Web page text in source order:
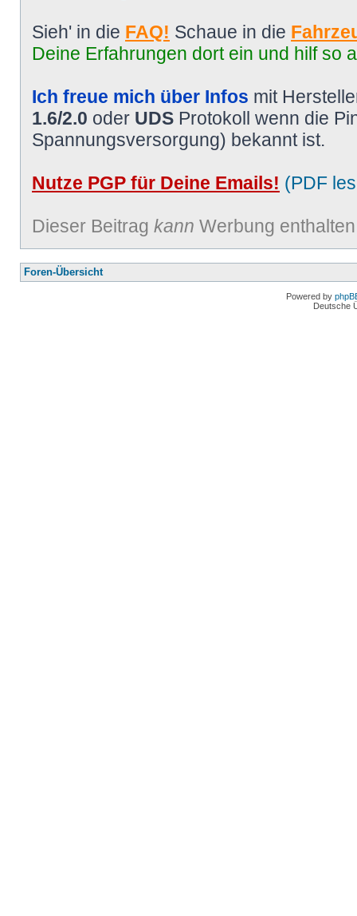
Sieh' in die FAQ! Schaue in die
Deine Erfahrungen dort ein und hilf so
Ich freue mich über Infos mit
1.6/2.0 oder UDS Protokoll wenn die
Spannungsversorgung) bekannt ist.
Nutze PGP für Deine Emails! (PDF
Dieser Beitrag kann Werbung
Foren-Übersicht
Powered by
Deutsche